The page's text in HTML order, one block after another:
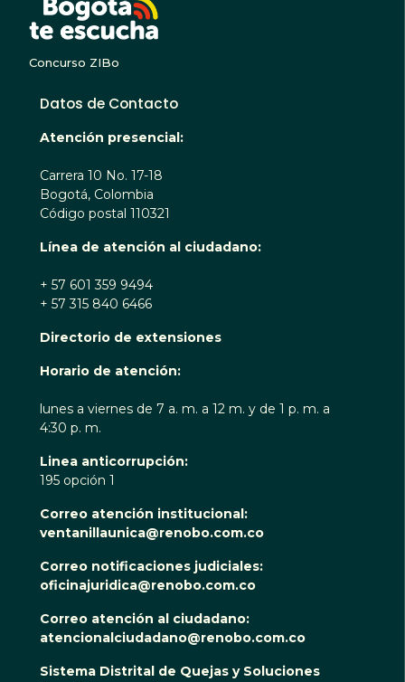
Concurso ZIBo
Datos de Contacto
Atención presencial:
Carrera 10 No. 17-18
Bogotá, Colombia
Código postal 110321
Línea de atención al ciudadano:
+ 57 601 359 9494
+ 57 315 840 6466
Directorio de extensiones
Horario de atención:
lunes a viernes de 7 a. m. a 12 m. y de 1 p. m. a
4:30 p. m.
Linea anticorrupción:
195 opción 1
Correo atención institucional:
ventanillaunica@renobo.com.co
Correo notificaciones judiciales:
oficinajuridica@renobo.com.co
Correo atención al ciudadano:
atencionalciudadano@renobo.com.co
Sistema Distrital de Quejas y Soluciones